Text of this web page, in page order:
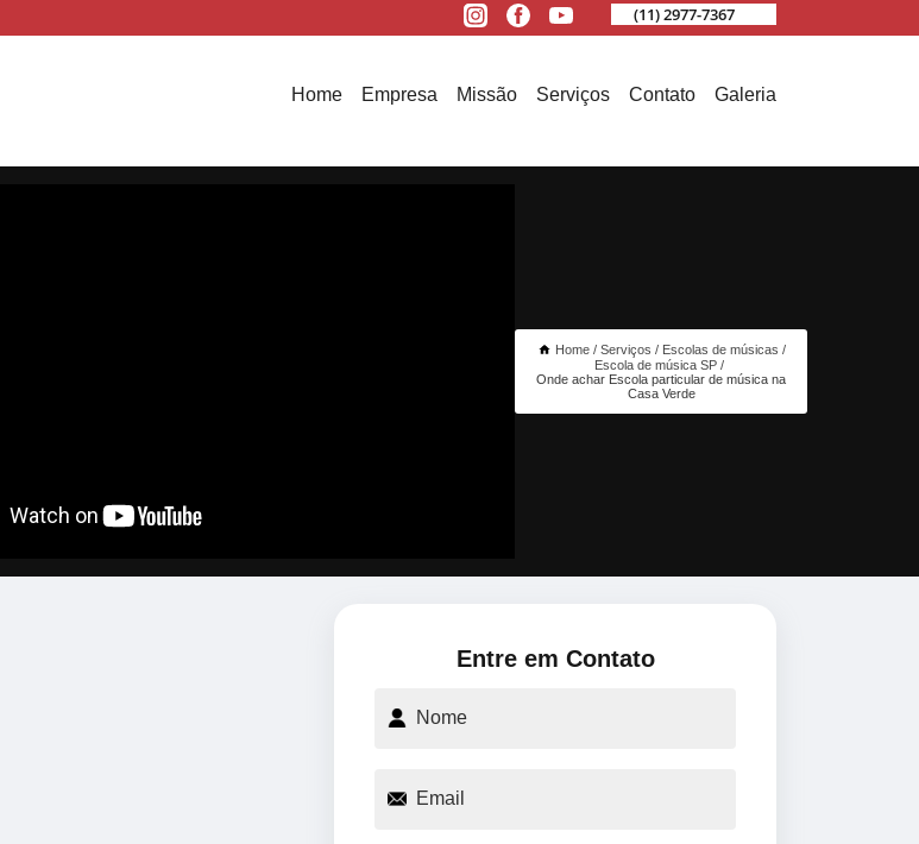
(11) 2977-7367
Home Empresa Missão Serviços Contato Galeria
Home Serviços
Escolas de músicas
Escola de música SP
Onde achar Escola particular de música na
Casa Verde
Entre em Contato